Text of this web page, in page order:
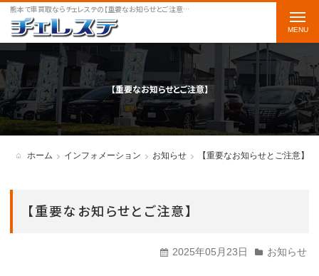
熊本で車買取ならチェレステの【重要なお知らせとご注意】をご案内します
【重要なお知らせとご注意】
ホーム インフォメーション お知らせ 【重要なお知らせとご注意】
【重要なお知らせとご注意】
2025年05月23日 お知らせ
t
o
g
g
l
e
n